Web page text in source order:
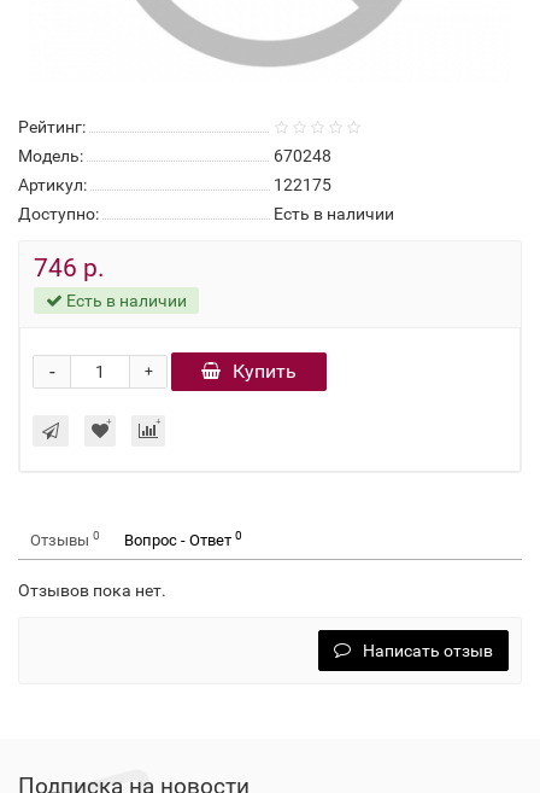
Рейтинг:
Модель:
670248
Артикул:
122175
Доступно:
Есть в наличии
746 р.
Есть в наличии
+
- Купить
Отзывы 0 Вопрос - Ответ 0
Отзывов пока нет.
Написать отзыв
Подписка на новости